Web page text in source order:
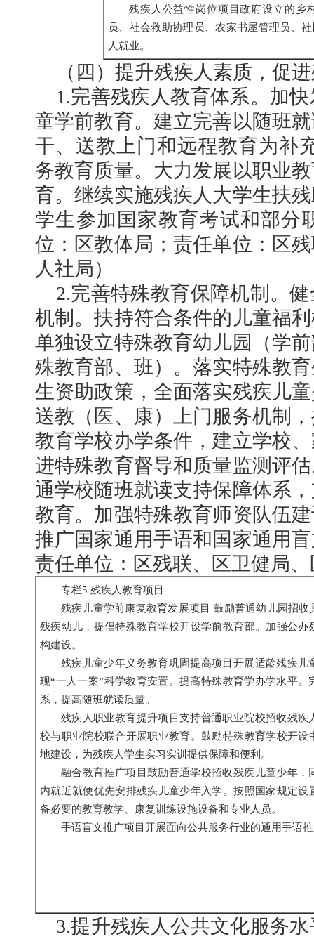
残疾人公益性岗位项目政府设立的乡
员、社会救助协理员、农家书屋管理员、
人就业。
（四）提升残疾人素质，促
1.完善残疾人教育体系。加
童学前教育。建立完善以随班
干、送教上门和远程教育为补
务教育质量。大力发展以职业
育。继续实施残疾人大学生扶
学生参加国家教育考试和部分
位：区教体局；责任单位：区
人社局）
2.完善特殊教育保障机制。
机制。扶持符合条件的儿童福
单独设立特殊教育幼儿园（学
殊教育部、班）。落实特殊教
生资助政策，全面落实残疾儿
送教（医、康）上门服务机制
教育学校办学条件，建立学校
进特殊教育督导和质量监测评
通学校随班就读支持保障体系
教育。加强特殊教育师资队伍
推广国家通用手语和国家通用
责任单位：区残联、区卫健局
专栏5 残疾人教育项目
残疾儿童学前康复教育发展项目 鼓励普通幼儿园招收
残疾幼儿，提倡特殊教育学校开设学前教育部。加强公办
构建设。
残疾儿童少年义务教育巩固提高项目开展适龄残疾儿
现“一人一案”科学教育安置。提高特殊教育学办学水平。
系，提高随班就读质量。
残疾人职业教育提升项目支持普通职业院校招收残疾
校与职业院校联合开展职业教育。鼓励特殊教育学校开设
地建设，为残疾人学生实习实训提供保障和便利。
融合教育推广项目鼓励普通学校招收残疾儿童少年，
内就近就便优先安排残疾儿童少年入学。按照国家规定设
备必要的教育教学、康复训练设施设备和专业人员。
手语盲文推广项目开展面向公共服务行业的通用手语
3.提升残疾人公共文化服务